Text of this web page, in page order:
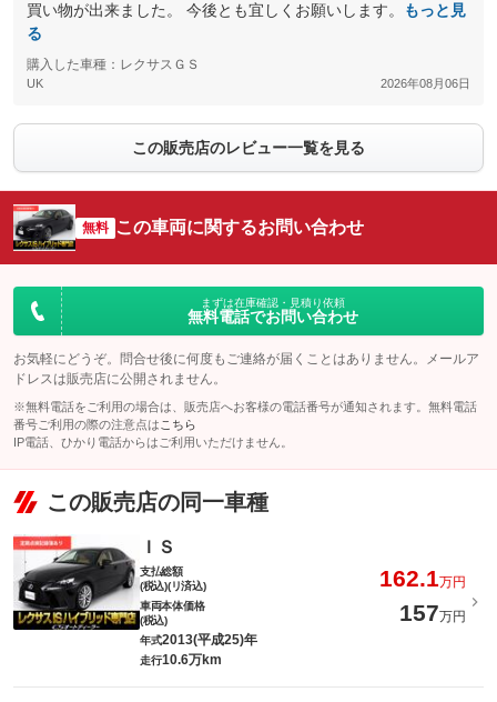
買い物が出来ました。 今後とも宜しくお願いします。
もっと見
る
購入した車種：レクサスＧＳ
UK 2026年08月06日
この販売店のレビュー一覧を見る
無料 この車両に関するお問い合わせ
まずは在庫確認・見積り依頼
無料電話でお問い合わせ
お気軽にどうぞ。問合せ後に何度もご連絡が届くことはありません。メールア
ドレスは販売店に公開されません。
※無料電話をご利用の場合は、販売店へお客様の電話番号が通知されます。無料電話
番号ご利用の際の注意点は こちら
IP電話、ひかり電話からはご利用いただけません。
この販売店の同一車種
ＩＳ
支払総額
(税込)(リ済込)
162.1万円
車両本体価格
(税込)
157万円
年式2013(平成25)年
走行10.6万km